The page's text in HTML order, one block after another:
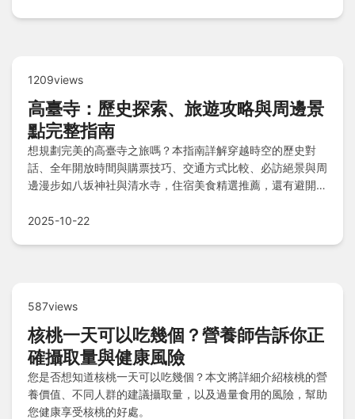
1209views
高臺寺：歷史探索、旅遊攻略與周邊景
點完整指南
想規劃完美的高臺寺之旅嗎？本指南詳解穿越時空的歷史對
話、全年開放時間與購票技巧、交通方式比較、必訪絕景與周
邊漫步如八坂神社與清水寺，住宿美食精選推薦，還有避開地
2025-10-22
587views
核桃一天可以吃幾個？營養師告訴你正
確攝取量與健康風險
您是否想知道核桃一天可以吃幾個？本文將詳細介紹核桃的營
養價值、不同人群的建議攝取量，以及過量食用的風險，幫助
您健康享受核桃的好處。